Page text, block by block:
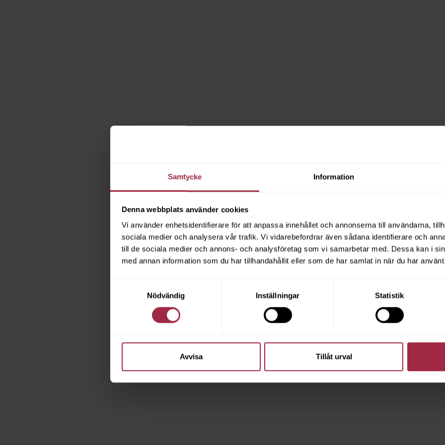
Samtycke Information
Denna webbplats använder cookies
Vi använder enhetsidentifierare för att anpassa innehållet och annonserna till användarna,
sociala medier och analysera vår trafik. Vi vidarebefordrar även sådana identifierare och
till de sociala medier och annons- och analysföretag som vi samarbetar med. Dessa kan i
med annan information som du har tillhandahållit eller som de har samlat in när du har
Nödvändig
Inställningar Statistik
Avvisa Tillåt urval